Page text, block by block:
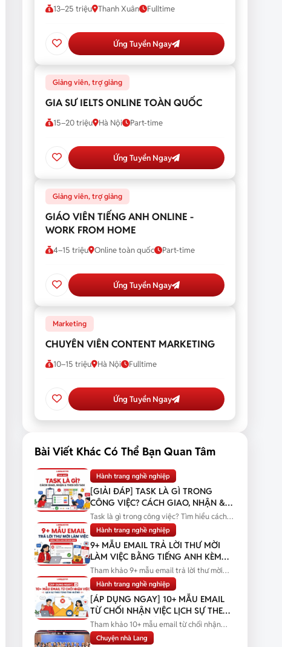
13–25 triệu Thanh Xuân Fulltime
Ứng Tuyển Ngay
Giảng viên, trợ giảng
GIA SƯ IELTS ONLINE TOÀN QUỐC
15–20 triệu Hà Nội Part-time
Ứng Tuyển Ngay
Giảng viên, trợ giảng
GIÁO VIÊN TIẾNG ANH ONLINE -
WORK FROM HOME
4–15 triệu Online toàn quốc Part-time
Ứng Tuyển Ngay
Marketing
CHUYÊN VIÊN CONTENT MARKETING
10–15 triệu Hà Nội Fulltime
Ứng Tuyển Ngay
Bài Viết Khác Có Thể Bạn Quan Tâm
Hành trang nghề nghiệp
[GIẢI ĐÁP] TASK LÀ GÌ TRONG
CÔNG VIỆC? CÁCH GIAO, NHẬN &
THEO DÕI TASK
Task là gì trong công việc? Tìm hiểu cách
giao, nhận và theo dõi task...
Hành trang nghề nghiệp
9+ MẪU EMAIL TRẢ LỜI THƯ MỜI
LÀM VIỆC BẰNG TIẾNG ANH KÈM
BẢN DỊCH
Tham khảo 9+ mẫu email trả lời thư mời
làm việc bằng tiếng Anh kèm bản...
Hành trang nghề nghiệp
[ÁP DỤNG NGAY] 10+ MẪU EMAIL
TỪ CHỐI NHẬN VIỆC LỊCH SỰ THEO
TỪNG TÌNH HUỐNG
Tham khảo 10+ mẫu email từ chối nhận
việc lịch sự theo từng tình huống...
Chuyện nhà Lang